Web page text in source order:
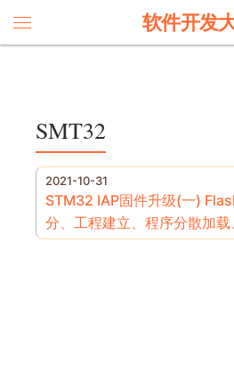
软件开发
SMT32
2021-10-31
STM32 IAP固件升级(一)
分、工程建立、程序分散加